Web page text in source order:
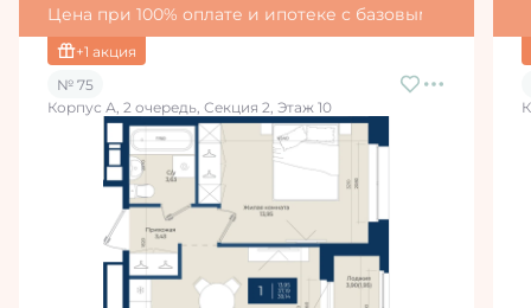
Цена при 100% оплате и ипотеке с базовыми
+1 акция
№ 75
Корпус А, 2 очередь, Секция 2, Этаж 10